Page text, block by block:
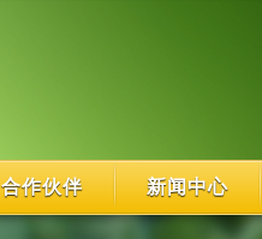
合作伙伴 新闻中心